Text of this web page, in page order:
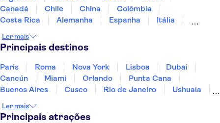
Canadá
Chile China
Colômbia
Costa Rica
Alemanha Espanha
Itália
Panamá
Peru
Ler mais
Principais destinos
Paris Roma Nova York Lisboa
Dubai
Cancún
Miami Orlando
Punta Cana
Buenos Aires
Cusco Rio de Janeiro
Ushuaia
Fernando de Noronha
Ler mais
Principais atrações